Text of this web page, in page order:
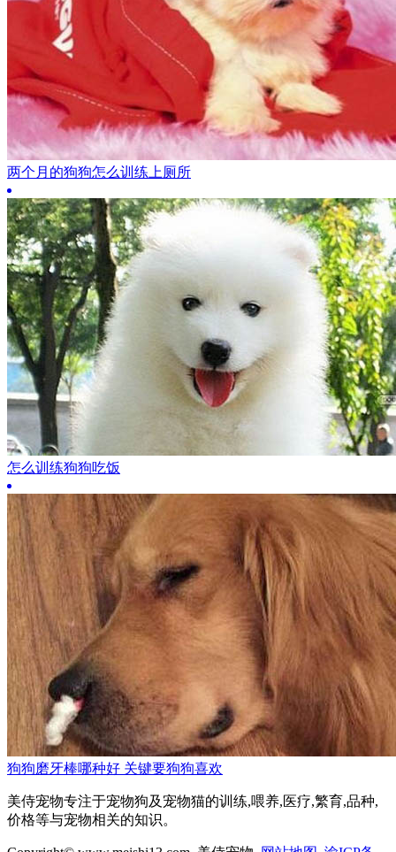
两个月的狗狗怎么训练上厕所
怎么训练狗狗吃饭
狗狗磨牙棒哪种好 关键要狗狗喜欢
美侍宠物专注于宠物狗及宠物猫的训练,喂养,医疗,繁育,品种,
价格等与宠物相关的知识。